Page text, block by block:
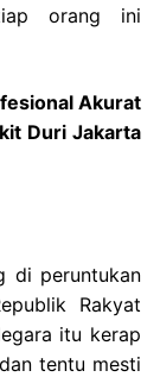
orang ini
Akurat
Duri Jakarta
di peruntukan
Rakyat
itu kerap
tentu mesti